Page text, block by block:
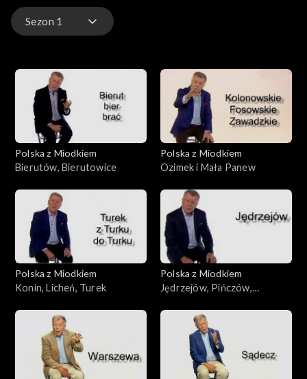
Sezon 1
Polska z Miodkiem
Bierutów, Bierutowice
Polska z Miodkiem
Ozimek i Mała Panew
Polska z Miodkiem
Konin, Licheń, Turek
Polska z Miodkiem
Jędrzejów, Pińczów,